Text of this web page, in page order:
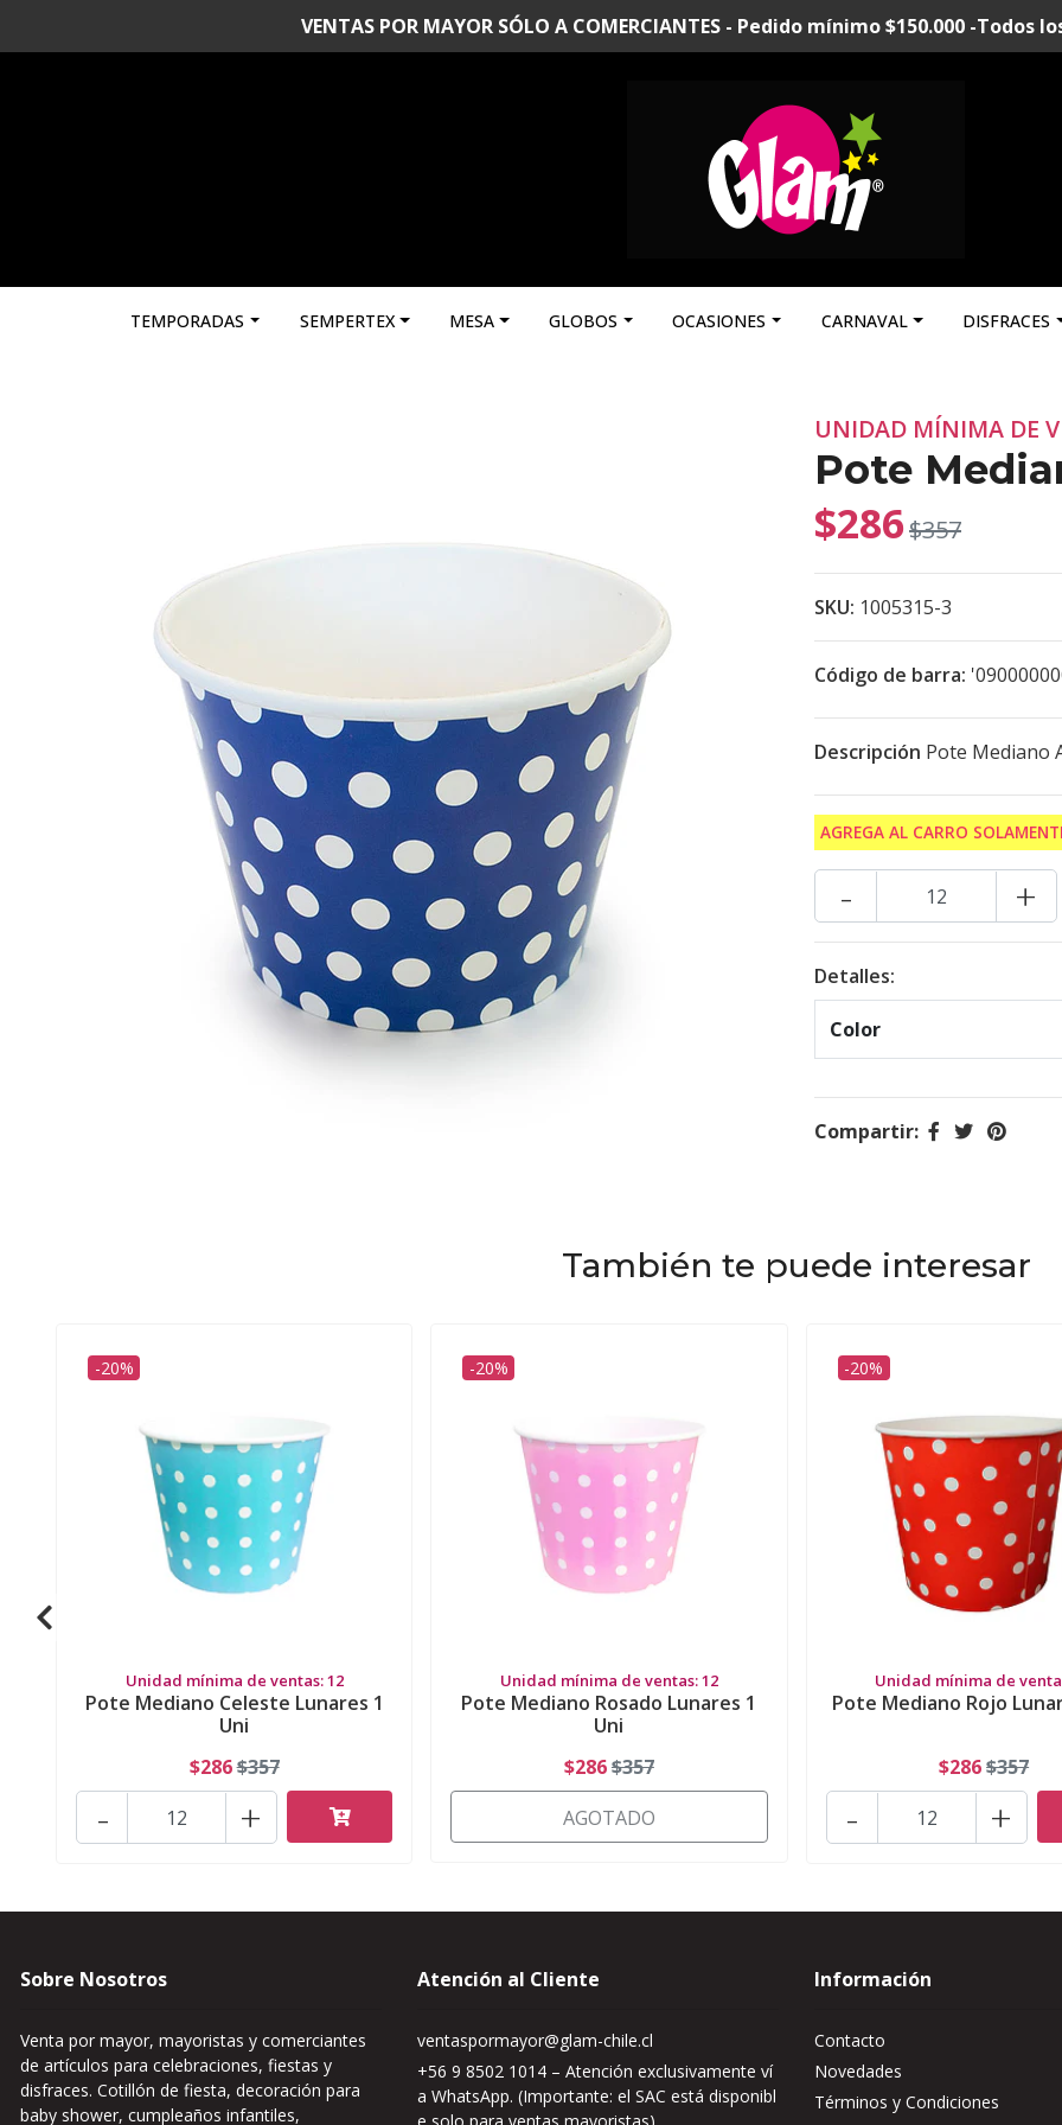
VENTAS POR MAYOR SÓLO A COMERCIANTES - Pedido mínimo $150.000 -Todos
TEMPORADAS SEMPERTEX MESA GLOBOS OCASIONES CARNAVAL DISFRACES
UNIDAD MÍNIMA DE
Pote
$286$357
SKU: 1005315-3
Código de barra:
Descripción Pote Mediano
AGREGA AL CARRO
+
-
Detalles:
Color
Compartir:
También te puede interesar
-20%
Unidad mínima de ventas: 12
Pote Mediano Celeste Lunares 1
Uni
$286$357
+
-
-20%
Unidad mínima de ventas: 12
Pote Mediano Rosado Lunares 1
Uni
$286$357
AGOTADO
-20%
Unidad mínima de
Pote Mediano Rojo
$286$357
+
-
Sobre Nosotros
Venta por mayor, mayoristas y comerciantes
de artículos para celebraciones, fiestas y
disfraces. Cotillón de fiesta, decoración para
baby shower, cumpleaños infantiles,
Atención al Cliente
ventaspormayor@glam-chile.cl
+56 9 8502 1014 – Atención exclusivamente ví
a WhatsApp. (Importante: el SAC está disponibl
Información
Contacto
Novedades
Términos y Condiciones